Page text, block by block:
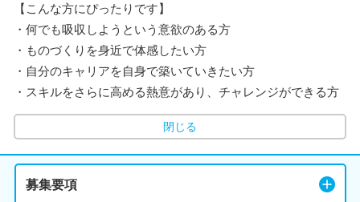
【こんな方にぴったりです】
・何でも吸収しようという意欲のある方
・ものづくりを身近で体感したい方
・自分のキャリアを自身で築いていきたい方
・スキルをさらに高める熱意があり、チャレンジができる方
閉じる
募集要項